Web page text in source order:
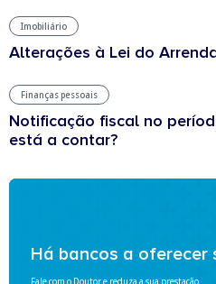
Imobiliário
Alterações à Lei do
Finanças pessoais
Notificação fiscal no
está a contar?
Há bancos a oferecer